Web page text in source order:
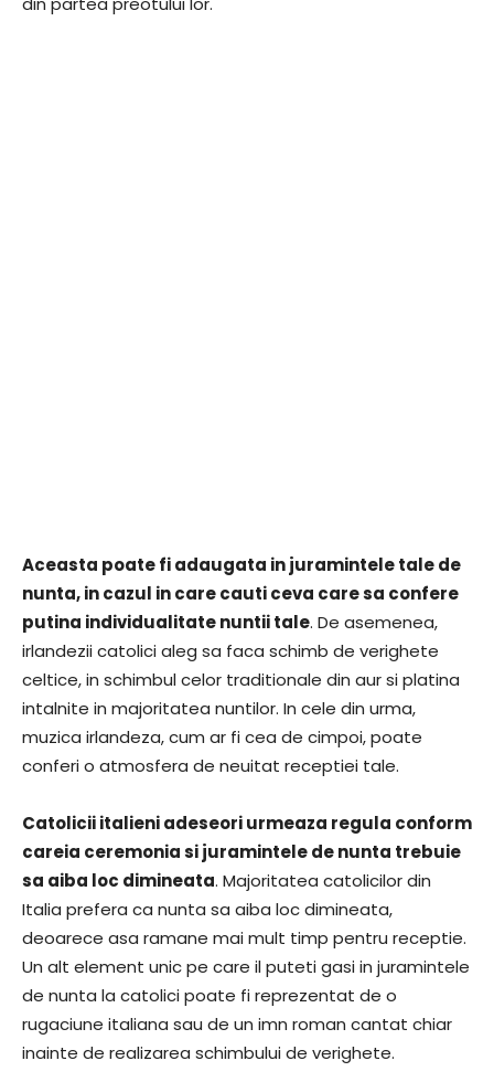
Aceasta poate fi adaugata in juramintele tale de
nunta, in cazul in care cauti ceva care sa confere
putina individualitate nuntii tale. De asemenea,
irlandezii catolici aleg sa faca schimb de verighete
celtice, in schimbul celor traditionale din aur si platina
intalnite in majoritatea nuntilor. In cele din urma,
muzica irlandeza, cum ar fi cea de cimpoi, poate
conferi o atmosfera de neuitat receptiei tale.
Catolicii italieni adeseori urmeaza regula conform
careia ceremonia si juramintele de nunta trebuie
sa aiba loc dimineata. Majoritatea catolicilor din
Italia prefera ca nunta sa aiba loc dimineata,
deoarece asa ramane mai mult timp pentru receptie.
Un alt element unic pe care il puteti gasi in juramintele
de nunta la catolici poate fi reprezentat de o
rugaciune italiana sau de un imn roman cantat chiar
inainte de realizarea schimbului de verighete.